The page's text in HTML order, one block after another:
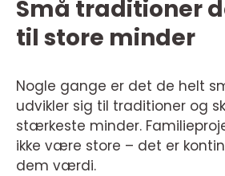
Små traditioner
til store minder
Nogle gange er det de helt
udvikler sig til traditioner og
stærkeste minder.
ikke være store – det er
dem værdi.